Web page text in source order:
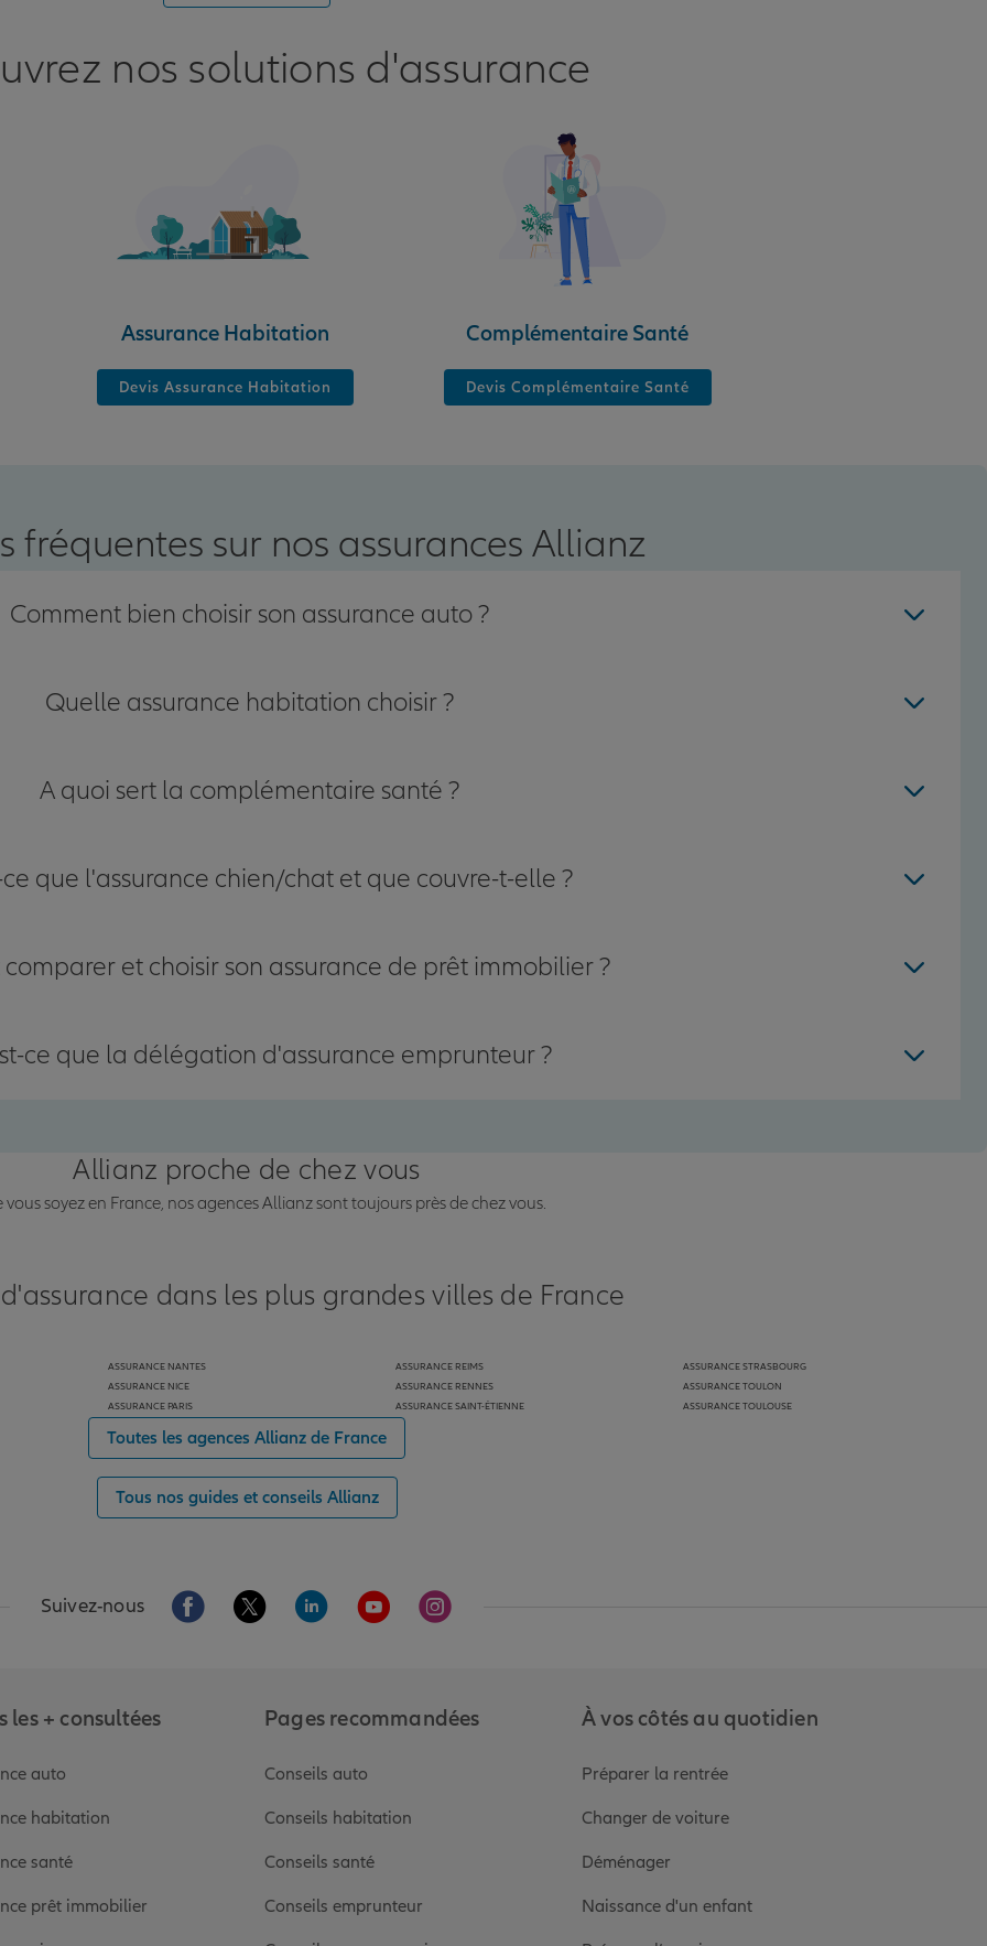
nos solutions d'assurance
Assurance Habitation
Devis Assurance Habitation
Complémentaire Santé
Devis Complémentaire Santé
fréquentes sur nos assurances Allianz
Comment bien choisir son assurance auto ?
Quelle assurance habitation choisir ?
A quoi sert la complémentaire santé ?
que l'assurance chien/chat et que couvre-t-elle ?
et choisir son assurance de prêt immobilier ?
ce que la délégation d'assurance emprunteur ?
Allianz proche de chez vous
vous soyez en France, nos agences Allianz sont toujours près de chez vous.
dans les plus grandes villes de France
ASSURANCE NANTES
ASSURANCE NICE
ASSURANCE PARIS
ASSURANCE REIMS
ASSURANCE RENNES
ASSURANCE SAINT-ÉTIENNE
ASSURANCE STRASBOURG
ASSURANCE TOULON
ASSURANCE TOULOUSE
Toutes les agences Allianz de France
Tous nos guides et conseils Allianz
Suivez-nous Aller sur la page Facebook de Allianz
Aller sur la page Twitter de Allianz
Aller sur la page Linkedin de Allianz
Aller sur la page Youtube de Allianz
Aller sur la page Instagram de Allianz
les + consultées
auto
habitation
santé
prêt immobilier
Pages recommandées
Conseils auto
Conseils habitation
Conseils santé
Conseils emprunteur
À vos côtés au quotidien
Préparer la rentrée
Changer de voiture
Déménager
Naissance d'un enfant